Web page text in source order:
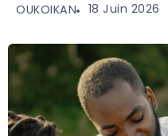
OUKOIKAN 18 Juin 2026